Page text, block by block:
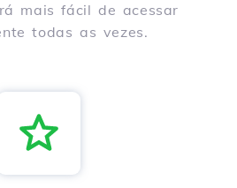
mais fácil de acessar
todas as vezes.